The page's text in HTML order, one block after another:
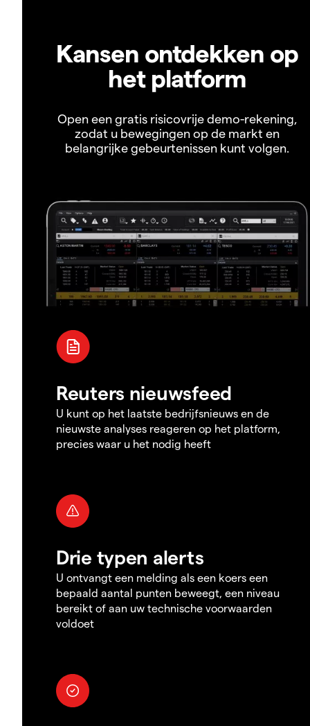
Kansen ontdekken op
het platform
Open een gratis risicovrije demo-rekening,
zodat u bewegingen op de markt en
belangrijke gebeurtenissen kunt volgen.
Reuters nieuwsfeed
U kunt op het laatste bedrijfsnieuws en de
nieuwste analyses reageren op het platform,
precies waar u het nodig heeft
Drie typen alerts
U ontvangt een melding als een koers een
bepaald aantal punten beweegt, een niveau
bereikt of aan uw technische voorwaarden
voldoet